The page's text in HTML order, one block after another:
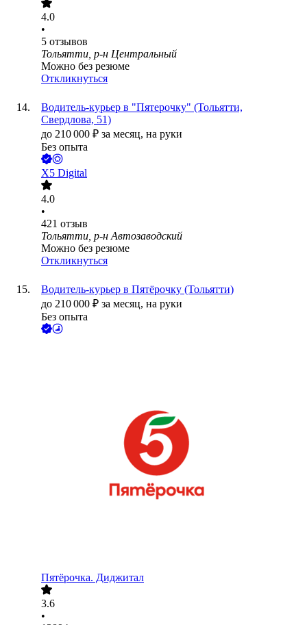
4.0
•
5 отзывов
Тольятти, р-н Центральный
Можно без резюме
Откликнуться
Водитель-курьер в "Пятерочку" (Тольятти,
Свердлова, 51)
до 210 000 ₽ за месяц, на руки
Без опыта
X5 Digital
4.0
•
421 отзыв
Тольятти, р-н Автозаводский
Можно без резюме
Откликнуться
Водитель-курьер в Пятёрочку (Тольятти)
до 210 000 ₽ за месяц, на руки
Без опыта
Пятёрочка. Диджитал
3.6
•